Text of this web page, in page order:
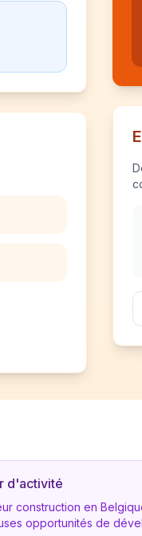
d'activité
construction en
opportunités de